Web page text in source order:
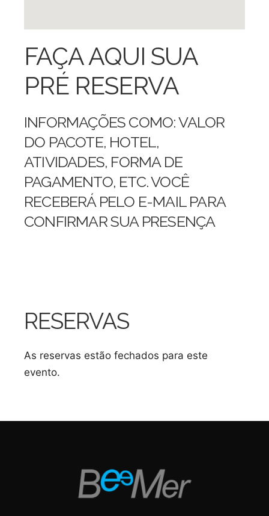
FAÇA AQUI SUA
PRÉ RESERVA
INFORMAÇÕES COMO: VALOR
DO PACOTE, HOTEL,
ATIVIDADES, FORMA DE
PAGAMENTO, ETC. VOCÊ
RECEBERÁ PELO E-MAIL PARA
CONFIRMAR SUA PRESENÇA
RESERVAS
As reservas estão fechados para este
evento.